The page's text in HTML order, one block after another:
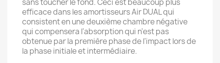
sans toucher le fond. Ceci est beaucoup plus
efficace dans les amortisseurs Air DUAL qui
consistent en une deuxième chambre négative
qui compensera l'absorption qui n'est pas
obtenue par la première phase de l'impact lors de
la phase initiale et intermédiaire.